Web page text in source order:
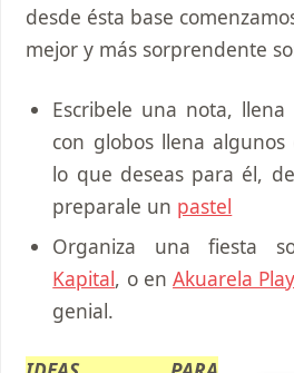
desde ésta base
mejor y más sorprendente
Escribele una nota,
con globos llena algunos
lo que deseas para él,
preparale un pastel
Organiza una fiesta
Kapital, o enAkuarela
genial.